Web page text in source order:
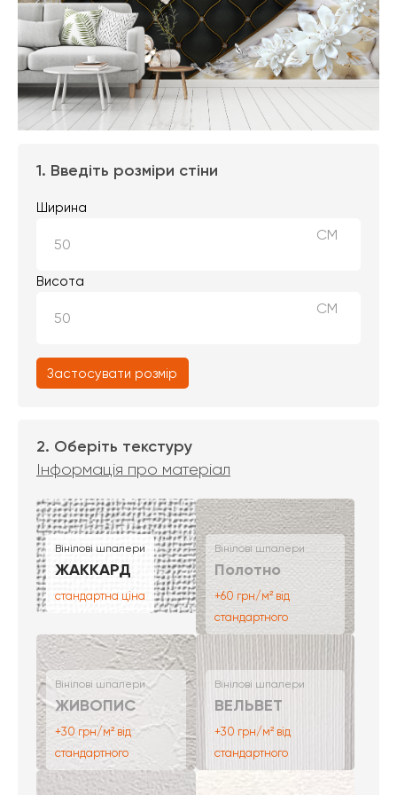
1. Введіть розміри стіни
Ширина
СМ
Висота
СМ
Застосувати розмір
2. Оберіть текстуру
Інформація про матеріал
Вінілові шпалери
ЖАККАРД
стандартна ціна
Вінілові шпалери
Полотно
+60 грн/м² від
стандартного
Вінілові шпалери
ЖИВОПИС
+30 грн/м² від
стандартного
Вінілові шпалери
ВЕЛЬВЕТ
+30 грн/м² від
стандартного